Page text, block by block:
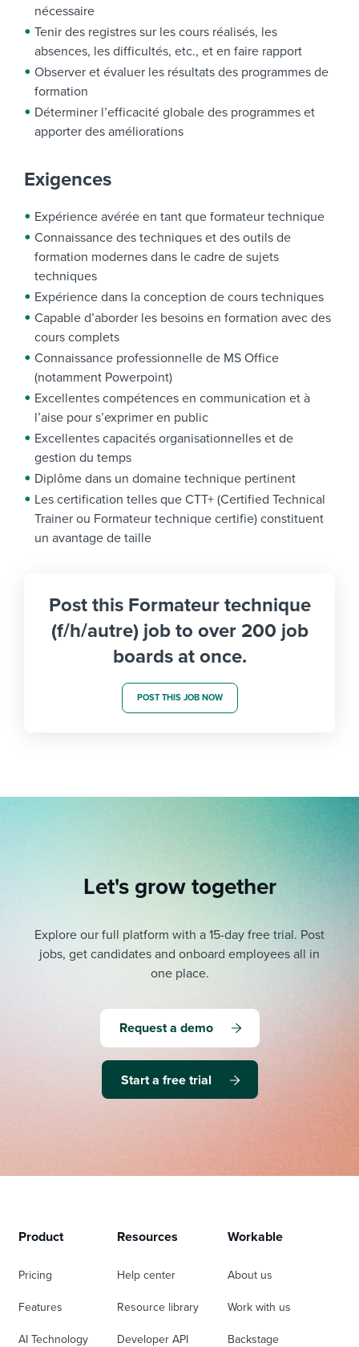
nécessaire
Tenir des registres sur les cours réalisés, les
absences, les difficultés, etc., et en faire rapport
Observer et évaluer les résultats des programmes de
formation
Déterminer l’efficacité globale des programmes et
apporter des améliorations
Exigences
Expérience avérée en tant que formateur technique
Connaissance des techniques et des outils de
formation modernes dans le cadre de sujets
techniques
Expérience dans la conception de cours techniques
Capable d’aborder les besoins en formation avec des
cours complets
Connaissance professionnelle de MS Office
(notamment Powerpoint)
Excellentes compétences en communication et à
l’aise pour s’exprimer en public
Excellentes capacités organisationnelles et de
gestion du temps
Diplôme dans un domaine technique pertinent
Les certification telles que CTT+ (Certified Technical
Trainer ou Formateur technique certifie) constituent
un avantage de taille
Post this Formateur technique
(f/h/autre) job to over 200 job
boards at once.
POST THIS JOB NOW
Let's grow together
Explore our full platform with a 15-day free trial. Post
jobs, get candidates and onboard employees all in
one place.
Request a demo
Start a free trial
Product
Pricing
Features
AI Technology
Resources
Help center
Resource library
Developer API
Workable
About us
Work with us
Backstage